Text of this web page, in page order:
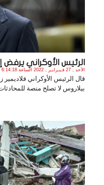
الرئيس الأوكراني يرفض
الأحد , 27 فـبـرايـر , 2022 الساعة 6:14:18 PM
قال الرئيس الأوكراني
بيلاروس لا تصلح منصة